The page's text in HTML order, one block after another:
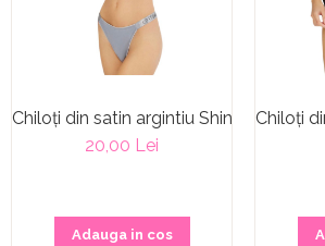
Chiloți din satin argintiu Shine Strip
20,00 Lei
Adauga in cos
Chiloți